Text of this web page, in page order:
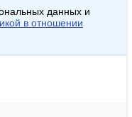
данных и
в отношении